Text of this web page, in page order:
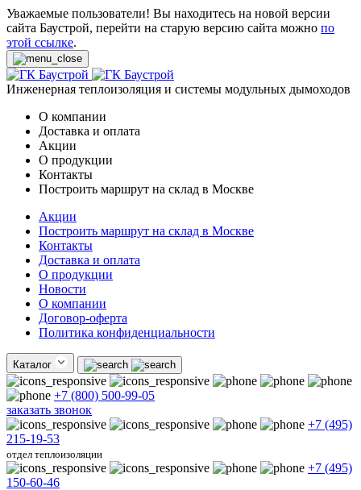
Уважаемые пользователи! Вы находитесь на новой версии
сайта Баустрой, перейти на старую версию сайта можно по
этой ссылке.
Инженерная теплоизоляция и системы модульных дымоходов
О компании
Доставка и оплата
Акции
О продукции
Контакты
Построить маршрут на склад в Москве
Акции
Построить маршрут на склад в Москве
Контакты
Доставка и оплата
О продукции
Новости
О компании
Договор-оферта
Политика конфиденциальности
Каталог
+7 (800) 500-99-05
заказать звонок
+7 (495)
215-19-53
отдел теплоизоляции
+7 (495)
150-60-46